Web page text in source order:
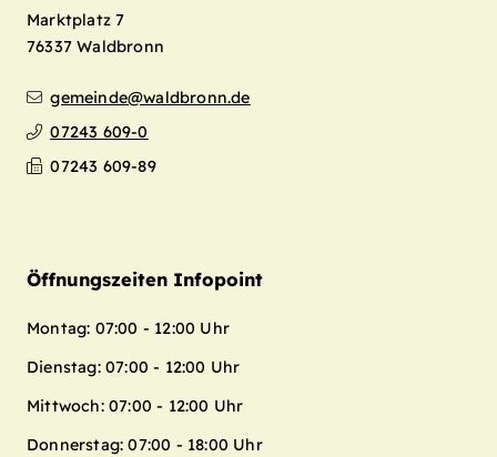
Marktplatz 7
76337 Waldbronn
gemeinde@waldbronn.de
07243 609-0
07243 609-89
Öffnungszeiten Infopoint
Montag: 07:00 - 12:00 Uhr
Dienstag: 07:00 - 12:00 Uhr
Mittwoch: 07:00 - 12:00 Uhr
Donnerstag: 07:00 - 18:00 Uhr